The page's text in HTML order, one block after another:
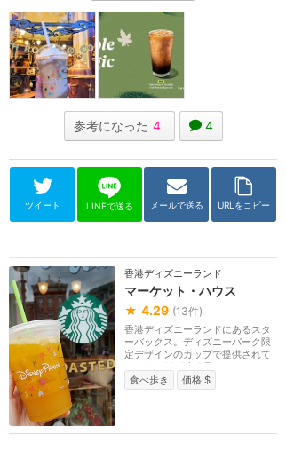
参考になった 4 4
ツイート LINEで送る メールで送る URLをコピー
香港ディズニーランド
マーケット・ハウス
★ 4.29 (13件)
香港ディズニーランドにあるスタ
ーバックス。ディズニーパーク限
定デザインのカップで提供されて
います。2018年8月...
食べ歩き
価格 $